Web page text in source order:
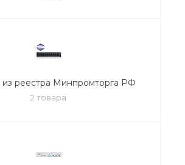
реестра Минпромторга РФ
2 товара